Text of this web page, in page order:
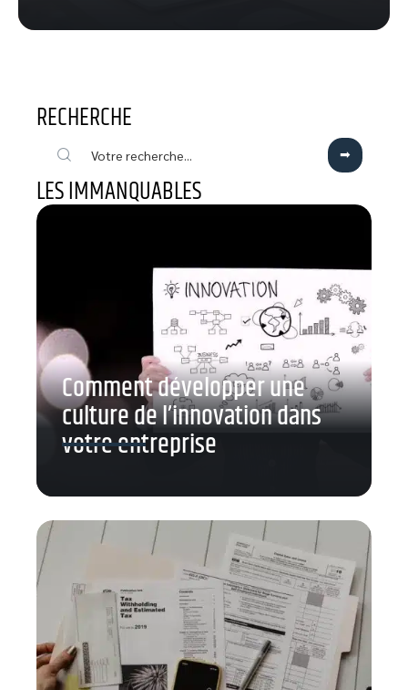
RECHERCHE
LES IMMANQUABLES
Comment développer une
culture de l’innovation dans
votre entreprise